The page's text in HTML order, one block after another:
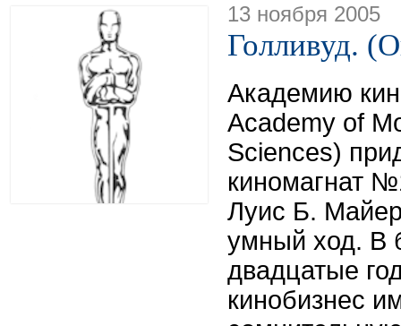
13 ноября 2005
Голливуд.
Академию
Academy of
Sciences)
киномагнат
Луис Б.
умный ход. В
двадцатые
кинобизнес